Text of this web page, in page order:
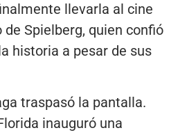
llevarla al cine
Spielberg, quien confió
historia a pesar de sus
traspasó la pantalla.
inauguró una